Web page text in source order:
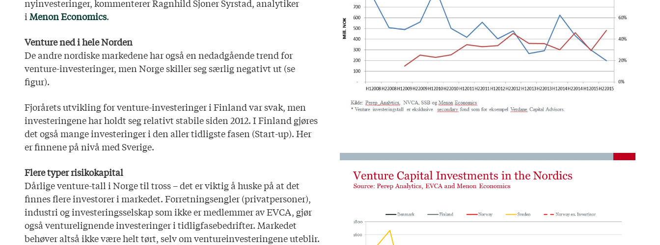
nyinvesteringer, kommenterer Ragnhild Sjoner Syrstad, analytiker
iMenon Economics.
Venture ned i hele Norden
De andre nordiske markedene har også en nedadgående trend for
venture-investeringer, men Norge skiller seg særlig negativt ut (se
figur).
Fjorårets utvikling for venture-investeringer i Finland var svak, men
investeringene har holdt seg relativt stabile siden 2012. I Finland gjøres
det også mange investeringer i den aller tidligste fasen (Start-up). Her
er finnene på nivå med Sverige.
Flere typer risikokapital
Dårlige venture-tall i Norge til tross – det er viktig å huske på at det
finnes flere investorer i markedet. Forretningsengler (privatpersoner),
industri og investeringsselskap som ikke er medlemmer av EVCA, gjør
også venturelignende investeringer i tidligfasebedrifter. Markedet
behøver altså ikke være helt tørt, selv om ventureinvesteringene uteblir.